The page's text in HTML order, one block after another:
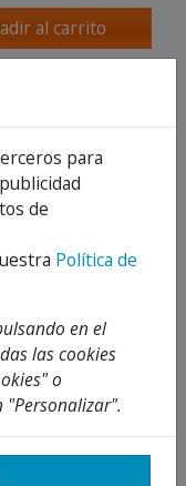
al carrito
2 CON UNA
para
de
Política de
en el
las cookies
o